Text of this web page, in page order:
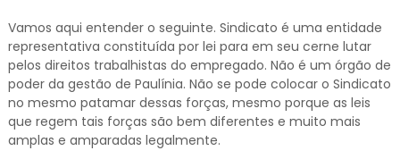
Vamos aqui entender o seguinte. Sindicato é uma entidade
representativa constituída por lei para em seu cerne lutar
pelos direitos trabalhistas do empregado. Não é um órgão de
poder da gestão de Paulínia. Não se pode colocar o Sindicato
no mesmo patamar dessas forças, mesmo porque as leis
que regem tais forças são bem diferentes e muito mais
amplas e amparadas legalmente.